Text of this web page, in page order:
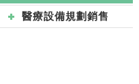
醫療設備規劃銷售